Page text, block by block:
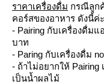
ราคาเครื่องดื่ม กรณีลูก
คอร์สของอาหาร ดังนี้ค่ะ
- Pairing กับเครื่องดื่ม
บาท
- Paring กับเครื่องดื่ม
- ถ้าไม่อยากให้ Pairing
เป็นน้ำผลไม้